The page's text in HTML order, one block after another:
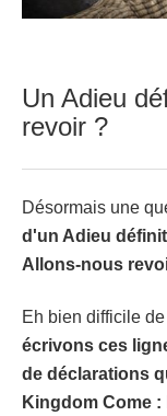
Un Adieu
revoir ?
Désormais une
d'un Adieu
Allons-nous
Eh bien difficile
écrivons ces
de déclarations
Kingdom Come